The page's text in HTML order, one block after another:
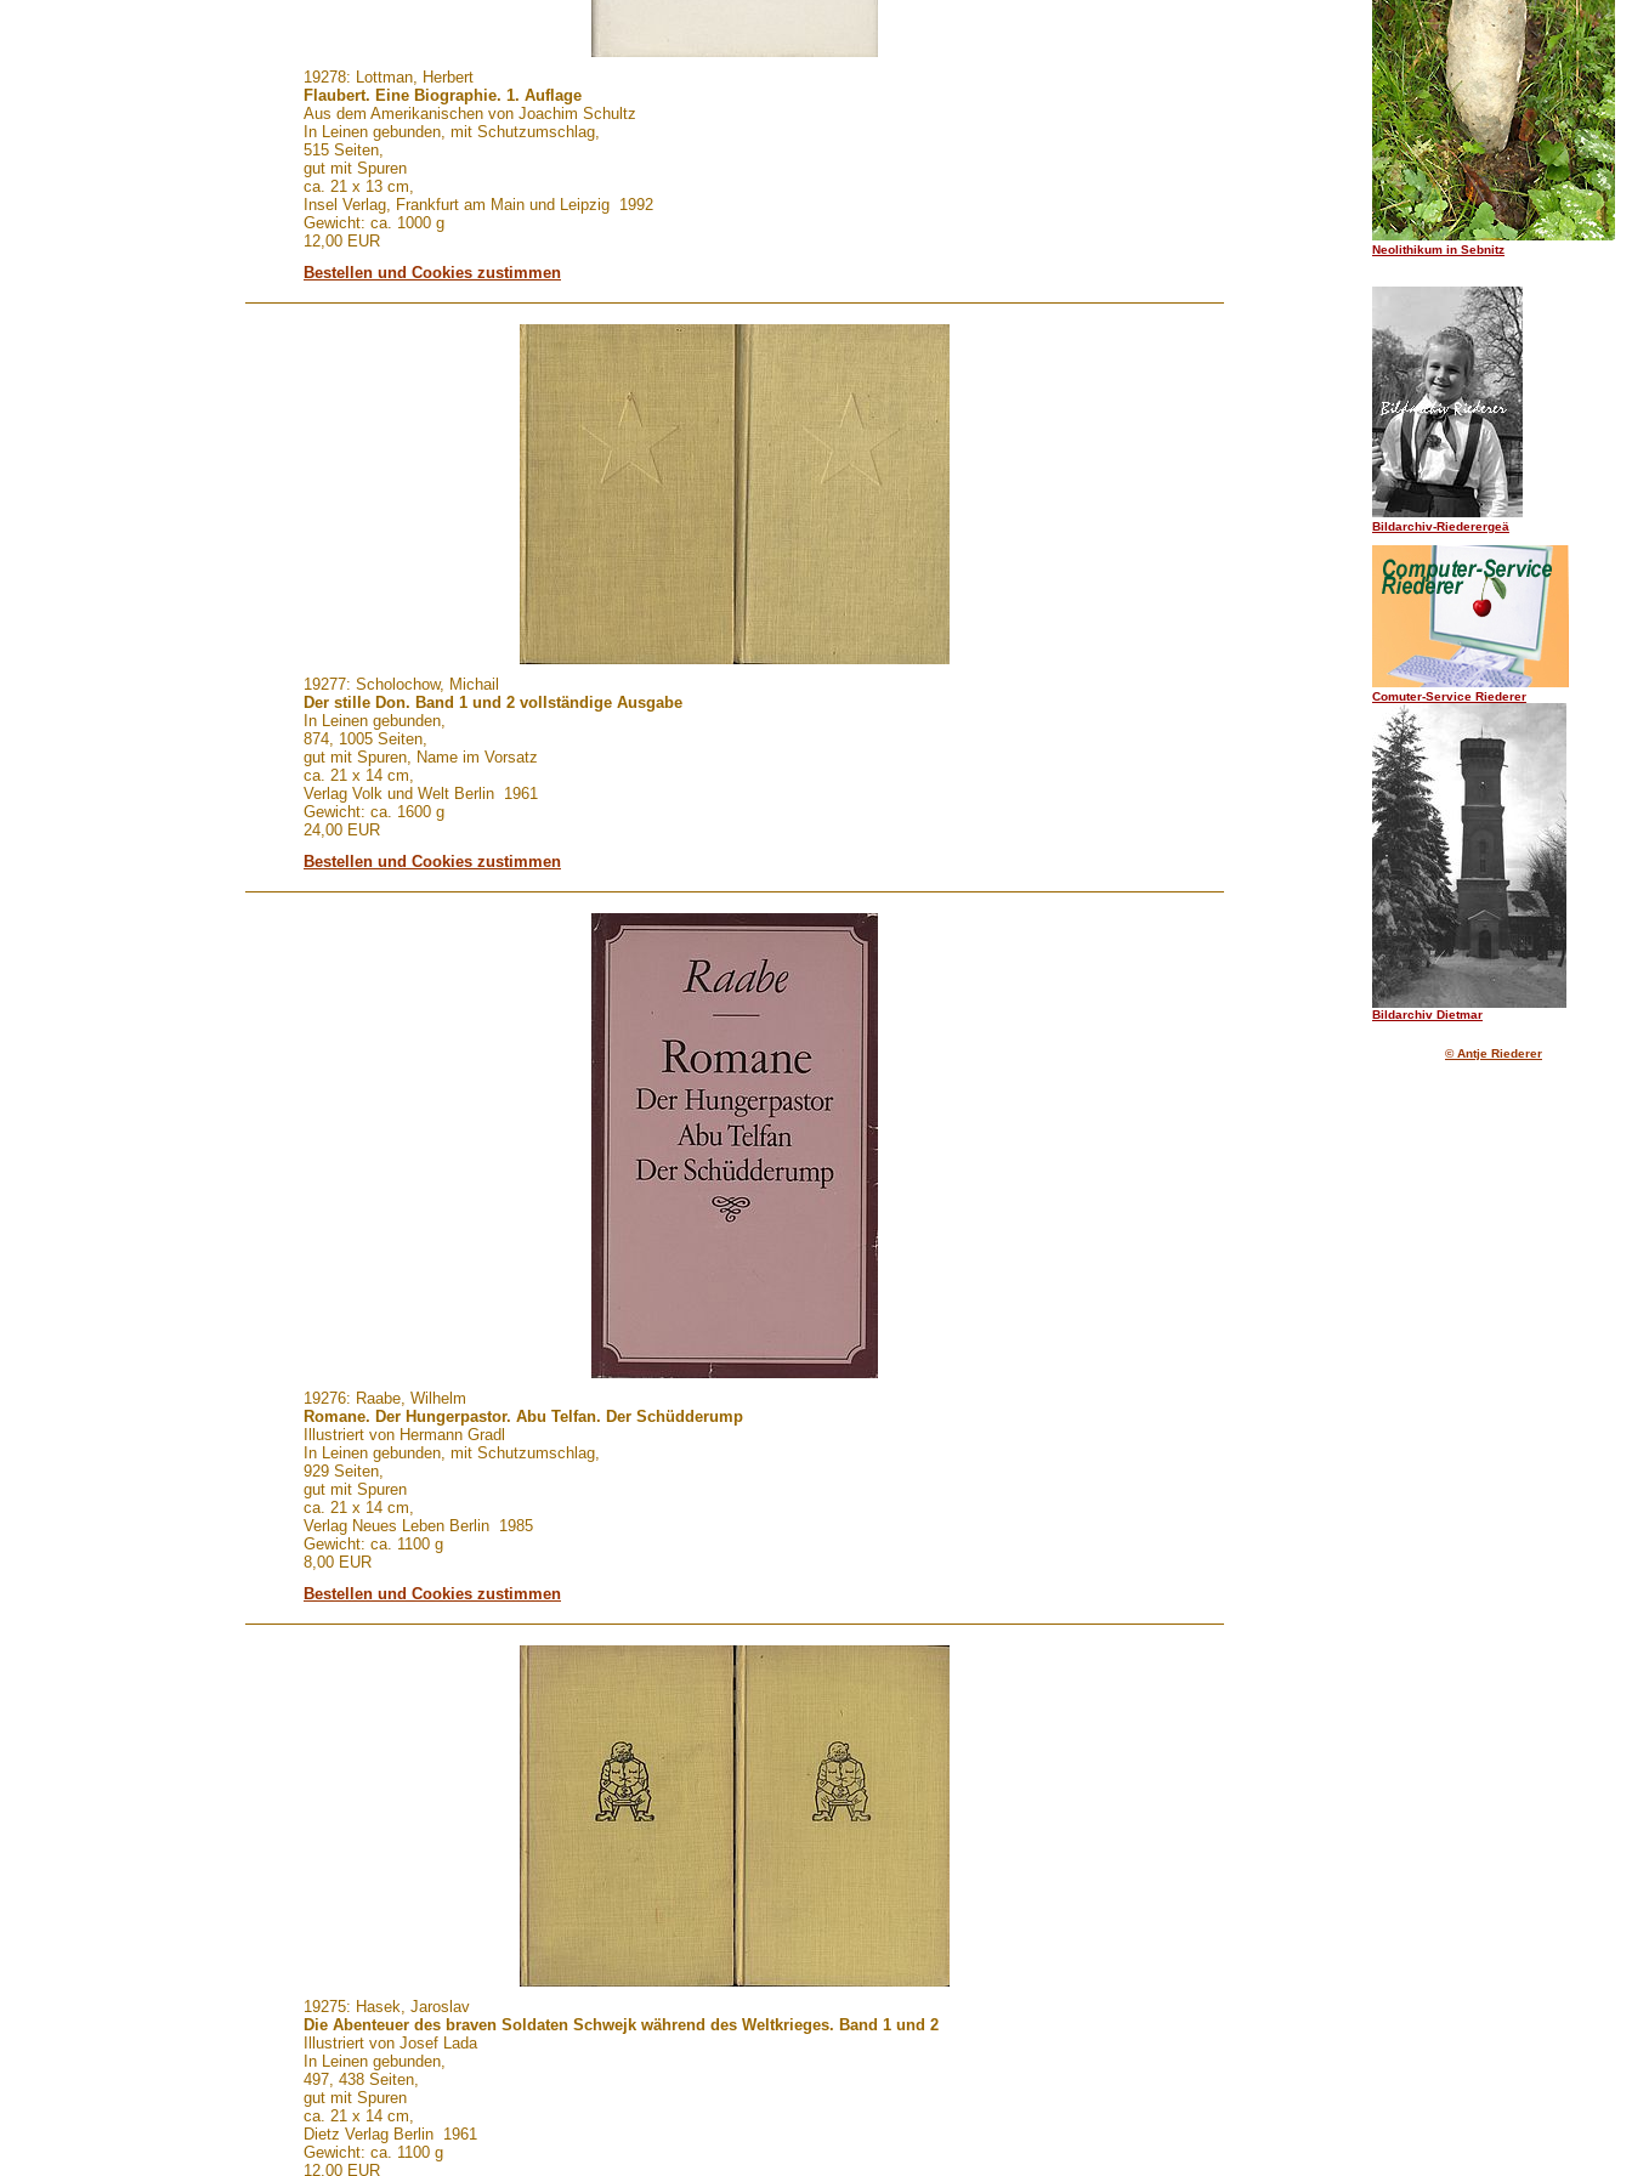
19278: Lottman, Herbert
Flaubert. Eine Biographie. 1. Auflage
Aus dem Amerikanischen von Joachim Schultz
In Leinen gebunden, mit Schutzumschlag,
515 Seiten,
gut mit Spuren
ca. 21 x 13 cm,
Insel Verlag, Frankfurt am Main und Leipzig 1992
Gewicht: ca. 1000 g
12,00 EUR
Bestellen und Cookies zustimmen
19277: Scholochow, Michail
Der stille Don. Band 1 und 2 vollständige Ausgabe
In Leinen gebunden,
874, 1005 Seiten,
gut mit Spuren, Name im Vorsatz
ca. 21 x 14 cm,
Verlag Volk und Welt Berlin 1961
Gewicht: ca. 1600 g
24,00 EUR
Bestellen und Cookies zustimmen
19276: Raabe, Wilhelm
Romane. Der Hungerpastor. Abu Telfan. Der Schüdderump
Illustriert von Hermann Gradl
In Leinen gebunden, mit Schutzumschlag,
929 Seiten,
gut mit Spuren
ca. 21 x 14 cm,
Verlag Neues Leben Berlin 1985
Gewicht: ca. 1100 g
8,00 EUR
Bestellen und Cookies zustimmen
19275: Hasek, Jaroslav
Die Abenteuer des braven Soldaten Schwejk während des Weltkrieges. Band 1 und 2
Illustriert von Josef Lada
In Leinen gebunden,
497, 438 Seiten,
gut mit Spuren
ca. 21 x 14 cm,
Dietz Verlag Berlin 1961
Gewicht: ca. 1100 g
12,00 EUR
Neolithikum in Sebnitz
Bildarchiv-Riederergeä
Comuter-Service Riederer
Bildarchiv Dietmar
© Antje Riederer